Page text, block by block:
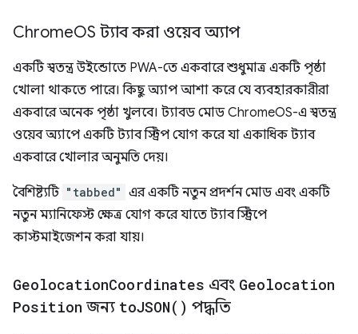
ChromeOS ট্যাব করা ওয়েব অ্যাপ
একটি স্বতন্ত্র উইন্ডোতে PWA-তে একবারে শুধুমাত্র একটি পৃষ্ঠা
খোলা থাকতে পারে। কিছু অ্যাপ আশা করে যে ব্যবহারকারীরা
একবারে অনেক পৃষ্ঠা খুলবে। ট্যাবড মোড ChromeOS-এ স্বতন্ত্র
ওয়েব অ্যাপে একটি ট্যাব স্ট্রিপ যোগ করে যা একাধিক ট্যাব
একবারে খোলার অনুমতি দেয়।
বৈশিষ্ট্যটি "tabbed" এর একটি নতুন প্রদর্শন মোড এবং একটি
নতুন ম্যানিফেস্ট ক্ষেত্র যোগ করে যাতে ট্যাব স্ট্রিপে
কাস্টমাইজেশন করা যায়।
GeolocationCoordinates এবং Geolocation
Position জন্য toJSON( ) পদ্ধতি